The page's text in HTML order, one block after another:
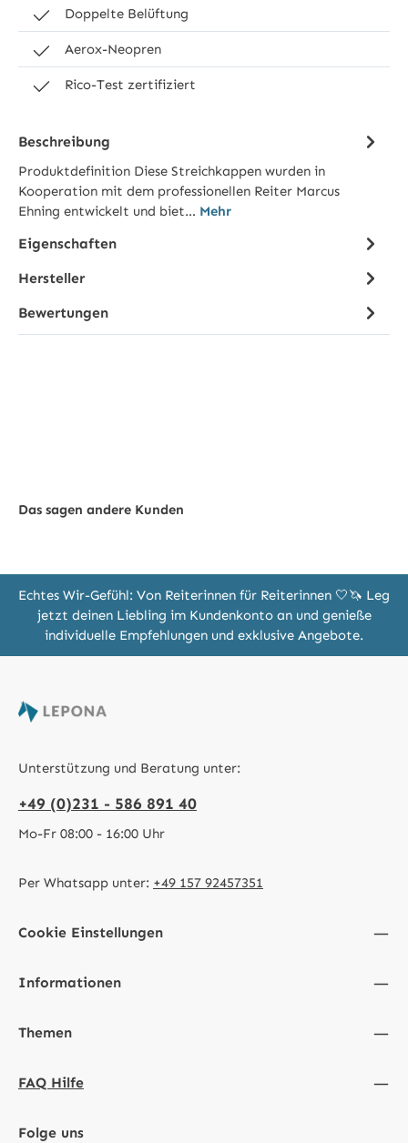
Doppelte Belüftung
Aerox-Neopren
Rico-Test zertifiziert
Beschreibung
Produktdefinition Diese Streichkappen wurden in
Kooperation mit dem professionellen Reiter Marcus
Ehning entwickelt und biet… Mehr
Eigenschaften
Hersteller
Bewertungen
Das sagen andere Kunden
Echtes Wir-Gefühl: Von Reiterinnen für Reiterinnen 🤍🦄 Leg
jetzt deinen Liebling im Kundenkonto an und genieße
individuelle Empfehlungen und exklusive Angebote.
Unterstützung und Beratung unter:
+49 (0)231 - 586 891 40
Mo-Fr 08:00 - 16:00 Uhr
Per Whatsapp unter: +49 157 92457351
Cookie Einstellungen
Informationen
Themen
FAQ Hilfe
Folge uns